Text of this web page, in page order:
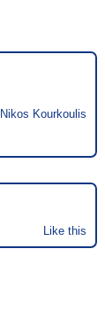
Nikos Kourkoulis
Like this